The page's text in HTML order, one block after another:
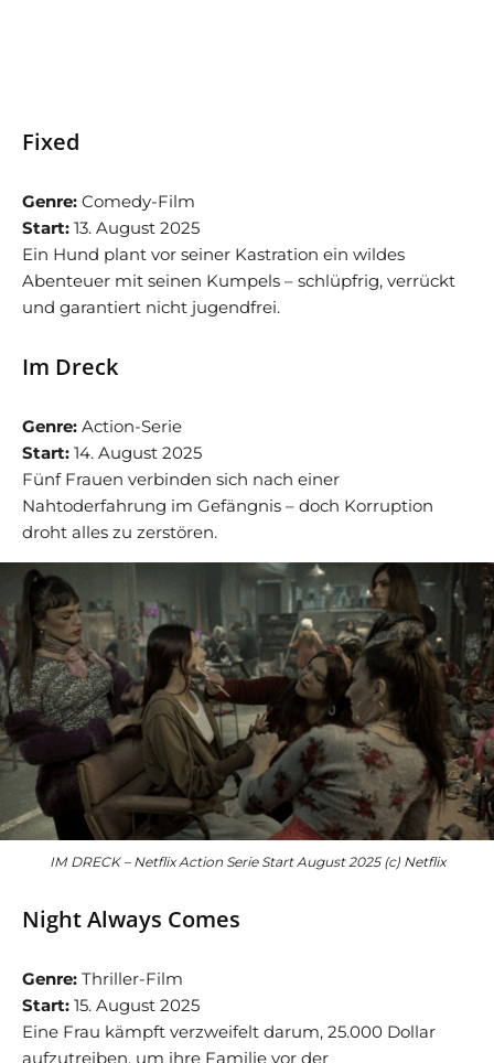
Fixed
Genre: Comedy-Film
Start: 13. August 2025
Ein Hund plant vor seiner Kastration ein wildes
Abenteuer mit seinen Kumpels – schlüpfrig, verrückt
und garantiert nicht jugendfrei.
Im Dreck
Genre: Action-Serie
Start: 14. August 2025
Fünf Frauen verbinden sich nach einer
Nahtoderfahrung im Gefängnis – doch Korruption
droht alles zu zerstören.
IM DRECK – Netflix Action Serie Start August 2025 (c) Netflix
Night Always Comes
Genre: Thriller-Film
Start: 15. August 2025
Eine Frau kämpft verzweifelt darum, 25.000 Dollar
aufzutreiben, um ihre Familie vor der